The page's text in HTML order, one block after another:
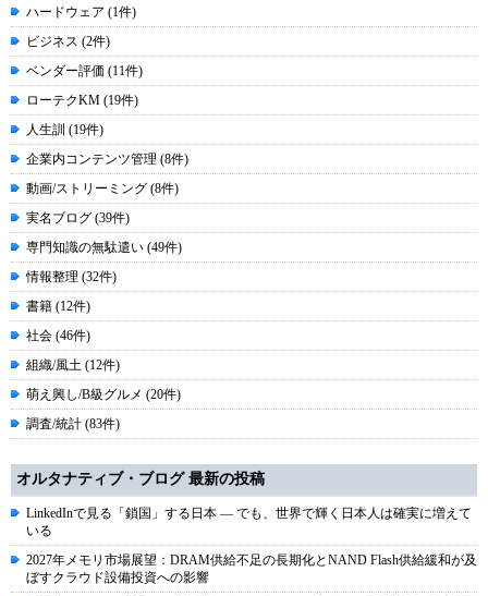
ハードウェア (1件)
ビジネス (2件)
ベンダー評価 (11件)
ローテクKM (19件)
人生訓 (19件)
企業内コンテンツ管理 (8件)
動画/ストリーミング (8件)
実名ブログ (39件)
専門知識の無駄遣い (49件)
情報整理 (32件)
書籍 (12件)
社会 (46件)
組織/風土 (12件)
萌え興し/B級グルメ (20件)
調査/統計 (83件)
オルタナティブ・ブログ 最新の投稿
LinkedInで見る「鎖国」する日本 ― でも、世界で輝く日本人は確実に増えて
いる
2027年メモリ市場展望：DRAM供給不足の長期化とNAND Flash供給緩和が及
ぼすクラウド設備投資への影響